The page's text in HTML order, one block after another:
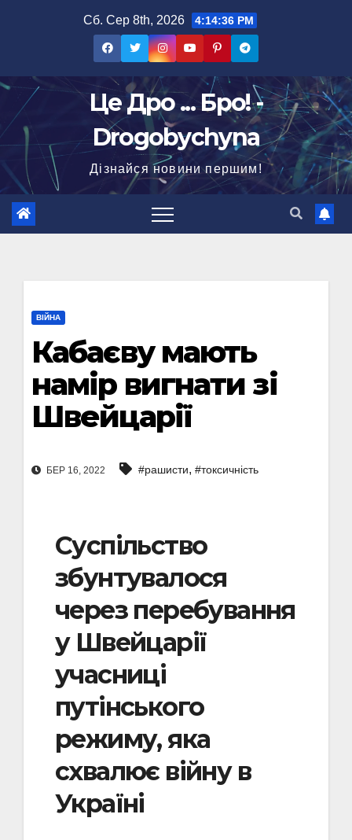
Сб. Сер 8th, 2026 4:14:36 PM
Це Дро ... Бро! -
Drogobychyna
Дізнайся новини першим!
ВІЙНА
Кабаєву мають
намір вигнати зі
Швейцарії
БЕР 16, 2022 #рашисти, #токсичність
Суспільство
збунтувалося
через перебування
у Швейцарії
учасниці
путінського
режиму, яка
схвалює війну в
Україні